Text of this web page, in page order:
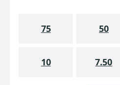
75 50
10 7.50